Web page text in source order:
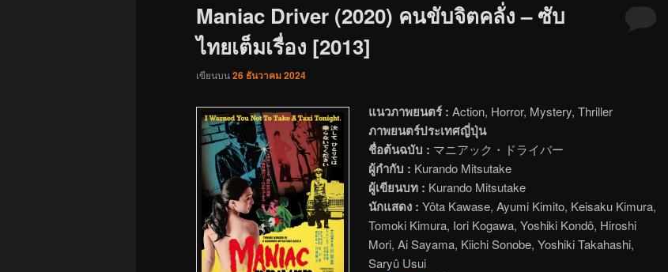
Maniac Driver (2020) คนขับจิตคลั่ง – ซับ
ไทยเต็มเรื่อง [2013]
เขียนบน26 ธันวาคม 2024
แนวภาพยนตร์ : Action, Horror, Mystery, Thriller
ภาพยนตร์ประเทศญี่ปุ่น
ชื่อต้นฉบับ : マニアック・ドライバー
ผู้กำกับ : Kurando Mitsutake
ผู้เขียนบท : Kurando Mitsutake
นักแสดง : Yôta Kawase, Ayumi Kimito, Keisaku Kimura,
Tomoki Kimura, Iori Kogawa, Yoshiki Kondô, Hiroshi
Mori, Ai Sayama, Kiichi Sonobe, Yoshiki Takahashi,
Saryû Usui